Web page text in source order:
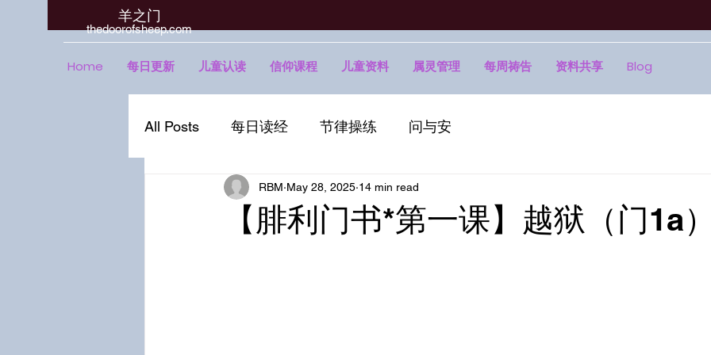
羊之门
​thedoorofsheep.com
Home 每日更新 儿童认读 信仰课程 儿童资料 属灵管理 每周祷告 资料共享 Blog
All Posts 每日读经 节律操练 问与安
【腓利门书*第一课】越狱（门1a
RBM May 28, 2025 14 min read